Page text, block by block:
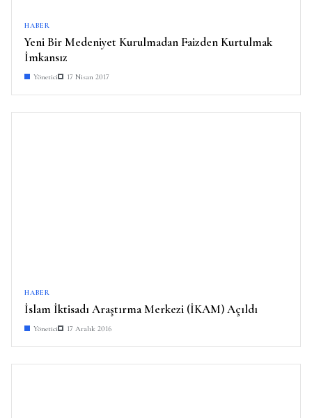
HABER
Yeni Bir Medeniyet Kurulmadan Faizden Kurtulmak
İmkansız
Yönetici 17 Nisan 2017
HABER
İslam İktisadı Araştırma Merkezi (İKAM) Açıldı
Yönetici 17 Aralık 2016